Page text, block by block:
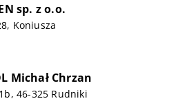
sp. z o.o.
Koniusza
Michał Chrzan
46-325 Rudniki